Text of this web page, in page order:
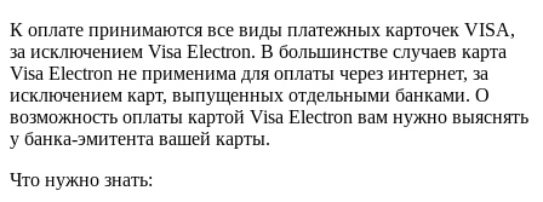
К оплате принимаются все виды платежных карточек VISA,
за исключением Visa Electron. В большинстве случаев карта
Visa Electron не применима для оплаты через интернет, за
исключением карт, выпущенных отдельными банками. О
возможность оплаты картой Visa Electron вам нужно выяснять
у банка-эмитента вашей карты.
Что нужно знать: